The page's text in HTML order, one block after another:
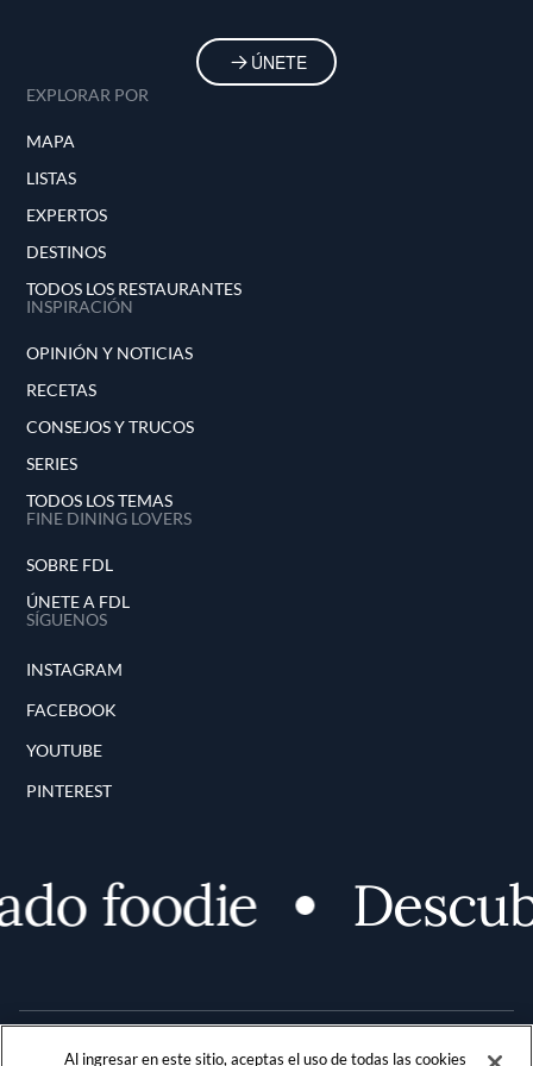
ÚNETE
EXPLORAR POR
MAPA
LISTAS
EXPERTOS
DESTINOS
TODOS LOS RESTAURANTES
INSPIRACIÓN
OPINIÓN Y NOTICIAS
RECETAS
CONSEJOS Y TRUCOS
SERIES
TODOS LOS TEMAS
FINE DINING LOVERS
SOBRE FDL
ÚNETE A FDL
SÍGUENOS
INSTAGRAM
FACEBOOK
YOUTUBE
PINTEREST
foodie
Al ingresar en este sitio, aceptas el uso de todas las cookies